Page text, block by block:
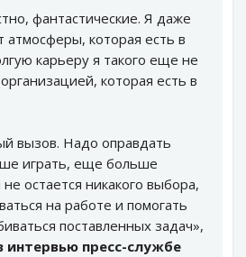
фантастические. Я даже
атмосферы, которая есть в
карьеру я такого еще не
которая есть в
вызов. Надо оправдать
играть, еще больше
остается никакого выбора,
на работе и помогать
поставленных задач»,
интервью пресс-службе